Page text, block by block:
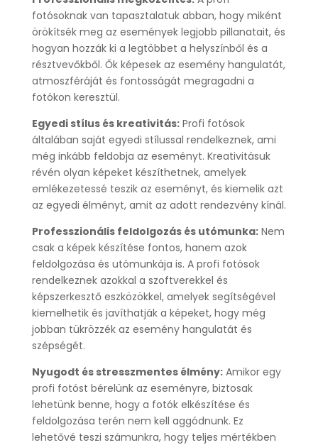
fotósoknak van tapasztalatuk abban, hogy miként
örökítsék meg az események legjobb pillanatait, és
hogyan hozzák ki a legtöbbet a helyszínből és a
résztvevőkből. Ők képesek az esemény hangulatát,
atmoszféráját és fontosságát megragadni a
fotókon keresztül.
Egyedi stílus és kreativitás:Profi fotósok
általában saját egyedi stílussal rendelkeznek, ami
még inkább feldobja az eseményt. Kreativitásuk
révén olyan képeket készíthetnek, amelyek
emlékezetessé teszik az eseményt, és kiemelik azt
az egyedi élményt, amit az adott rendezvény kínál.
Professzionális feldolgozás és utómunka:Nem
csak a képek készítése fontos, hanem azok
feldolgozása és utómunkája is. A profi fotósok
rendelkeznek azokkal a szoftverekkel és
képszerkesztő eszközökkel, amelyek segítségével
kiemelhetik és javíthatják a képeket, hogy még
jobban tükrözzék az esemény hangulatát és
szépségét.
Nyugodt és stresszmentes élmény:Amikor egy
profi fotóst bérelünk az eseményre, biztosak
lehetünk benne, hogy a fotók elkészítése és
feldolgozása terén nem kell aggódnunk. Ez
lehetővé teszi számunkra, hogy teljes mértékben